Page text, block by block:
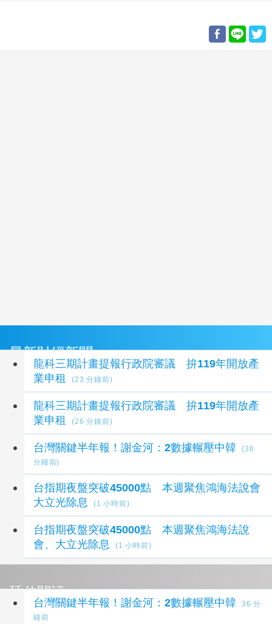
最新財經新聞
龍科三期計畫提報行政院審議 拚119年開放產
業申租
(23 分鐘前)
龍科三期計畫提報行政院審議 拚119年開放產
業申租
(26 分鐘前)
台灣關鍵半年報！謝金河：2數據輾壓中韓
(36
分鐘前)
台指期夜盤突破45000點 本週聚焦鴻海法說會
大立光除息
(1 小時前)
台指期夜盤突破45000點 本週聚焦鴻海法說
會、大立光除息
(1 小時前)
延伸閱讀
台灣關鍵半年報！謝金河：2數據輾壓中韓
36 分
鐘前